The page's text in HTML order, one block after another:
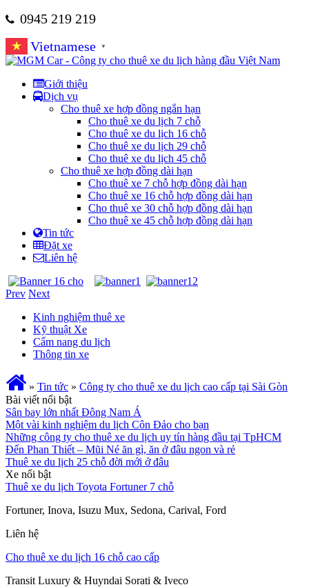
0945 219 219
Vietnamese
▼
Giới thiệu
Dịch vụ
Cho thuê xe hợp đồng ngắn hạn
Cho thuê xe du lịch 7 chỗ
Cho thuê xe du lịch 16 chỗ
Cho thuê xe du lịch 29 chỗ
Cho thuê xe du lịch 45 chỗ
Cho thuê xe hợp đồng dài hạn
Cho thuê xe 7 chỗ hợp đồng dài hạn
Cho thuê xe 16 chỗ hợp đồng dài hạn
Cho thuê xe 30 chỗ hợp đồng dài hạn
Cho thuê xe 45 chỗ hợp đồng dài hạn
Tin tức
Đặt xe
Liên hệ
Prev Next
Kinh nghiệm thuê xe
Kỹ thuật Xe
Cẩm nang du lịch
Thông tin xe
» Tin tức » Công ty cho thuê xe du lịch cao cấp tại Sài Gòn
Bài viết nổi bật
Sân bay lớn nhất Đông Nam Á
Một vài kinh nghiệm du lịch Côn Đảo cho bạn
Những công ty cho thuê xe du lịch uy tín hàng đầu tại TpHCM
Đến Phan Thiết – Mũi Né ăn gì, ăn ở đâu ngon và rẻ
Thuê xe du lịch 25 chỗ đời mới ở đâu
Xe nổi bật
Thuê xe du lịch Toyota Fortuner 7 chỗ
Fortuner, Inova, Isuzu Mux, Sedona, Carival, Ford
Liên hệ
Cho thuê xe du lịch 16 chỗ cao cấp
Transit Luxury & Huyndai Sorati & Iveco